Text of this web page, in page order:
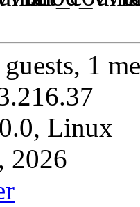
1
Linux
2026